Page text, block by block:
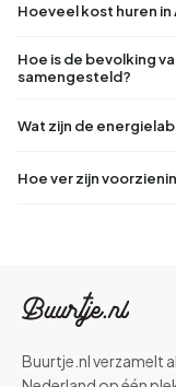
Hoeveel kost huren
Hoe is de bevolking
samengesteld?
Wat zijn de
Hoe ver zijn
Buurtje.nl verzamelt